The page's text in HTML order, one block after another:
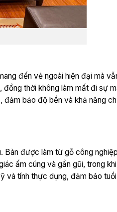
đến vẻ ngoài hiện đại mà
thời không làm mất đi sự
đảm bảo độ bền và khả năng
Bàn được làm từ gỗ công
ấm cúng và gần gũi, trong
và tính thực dụng, đảm bảo